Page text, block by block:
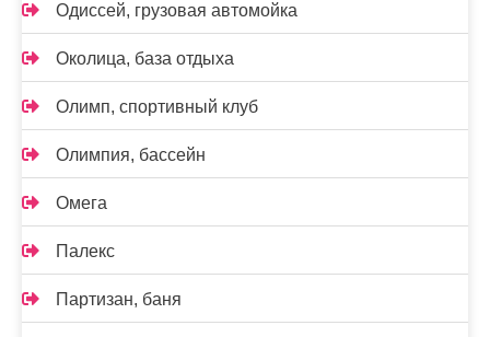
Одиссей, грузовая автомойка
Околица, база отдыха
Олимп, спортивный клуб
Олимпия, бассейн
Омега
Палекс
Партизан, баня